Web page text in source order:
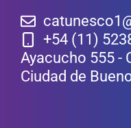
+54 (11)
Ayacucho 555 -
Ciudad de